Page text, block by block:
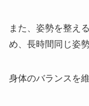
また、姿勢を整え
め、長時間同じ姿
身体のバランスを